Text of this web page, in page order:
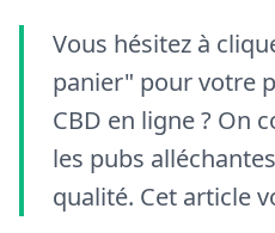
Vous hésitez à
panier" pour votre
CBD en ligne ? On
les pubs
qualité. Cet article